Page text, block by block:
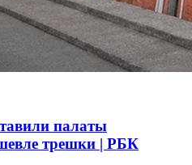
палаты
трешки | РБК